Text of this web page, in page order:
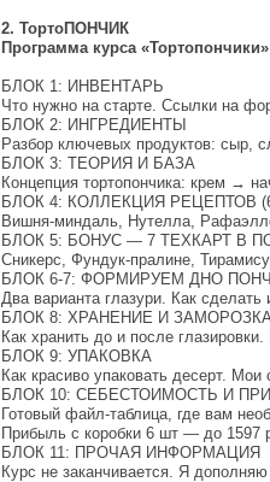
2. ТортоПОНЧИК
Программа курса
БЛОК 1: ИНВЕНТАРЬ
Что нужно на старте. Ссылки на
БЛОК 2: ИНГРЕДИЕНТЫ
Разбор ключевых продуктов: сыр,
БЛОК 3: ТЕОРИЯ И БАЗА
Концепция тортопончика: крем →
БЛОК 4: КОЛЛЕКЦИЯ РЕЦЕПТОВ
Вишня-миндаль, Нутелла,
БЛОК 5: БОНУС — 7 ТЕХКАРТ В
Сникерс, Фундук-пралине,
БЛОК 6-7: ФОРМИРУЕМ ДНО
Два варианта глазури. Как
БЛОК 8: ХРАНЕНИЕ И
Как хранить до и после
БЛОК 9: УПАКОВКА
Как красиво упаковать десерт. Мои
БЛОК 10: СЕБЕСТОИМОСТЬ И
Готовый файл-таблица, где вам
Прибыль с коробки 6 шт — до 1597
БЛОК 11: ПРОЧАЯ ИНФОРМАЦИЯ
Курс не заканчивается. Я